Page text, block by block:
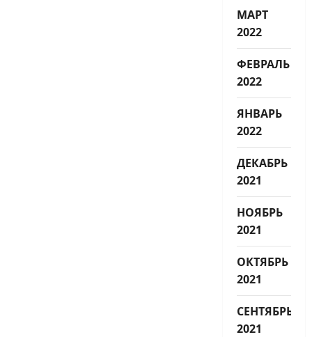
МАРТ
2022
ФЕВРАЛЬ
2022
ЯНВАРЬ
2022
ДЕКАБРЬ
2021
НОЯБРЬ
2021
ОКТЯБРЬ
2021
СЕНТЯБРЬ
2021